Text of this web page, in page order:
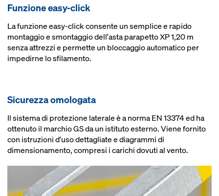
Funzione easy-click
La funzione easy-click consente un semplice e rapido
montaggio e smontaggio dell'asta parapetto XP 1,20 m
senza attrezzi e permette un bloccaggio automatico per
impedirne lo sfilamento.
Sicurezza omologata
Il sistema di protezione laterale è a norma EN 13374 ed ha
ottenuto il marchio GS da un istituto esterno. Viene fornito
con istruzioni d'uso dettagliate e diagrammi di
dimensionamento, compresi i carichi dovuti al vento.